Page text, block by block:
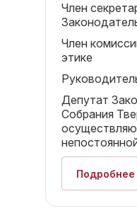
Член
Член
этике
Депутат
Собрания
Подробнее